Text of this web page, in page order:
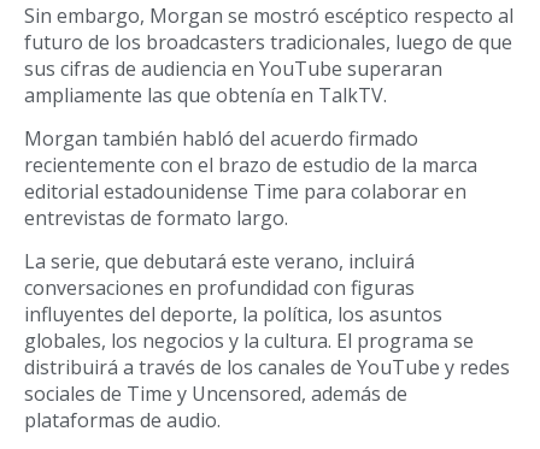
Sin embargo, Morgan se mostró escéptico respecto al
futuro de los broadcasters tradicionales, luego de que
sus cifras de audiencia en YouTube superaran
ampliamente las que obtenía en TalkTV.
Morgan también habló del acuerdo firmado
recientemente con el brazo de estudio de la marca
editorial estadounidense Time para colaborar en
entrevistas de formato largo.
La serie, que debutará este verano, incluirá
conversaciones en profundidad con figuras
influyentes del deporte, la política, los asuntos
globales, los negocios y la cultura. El programa se
distribuirá a través de los canales de YouTube y redes
sociales de Time y Uncensored, además de
plataformas de audio.